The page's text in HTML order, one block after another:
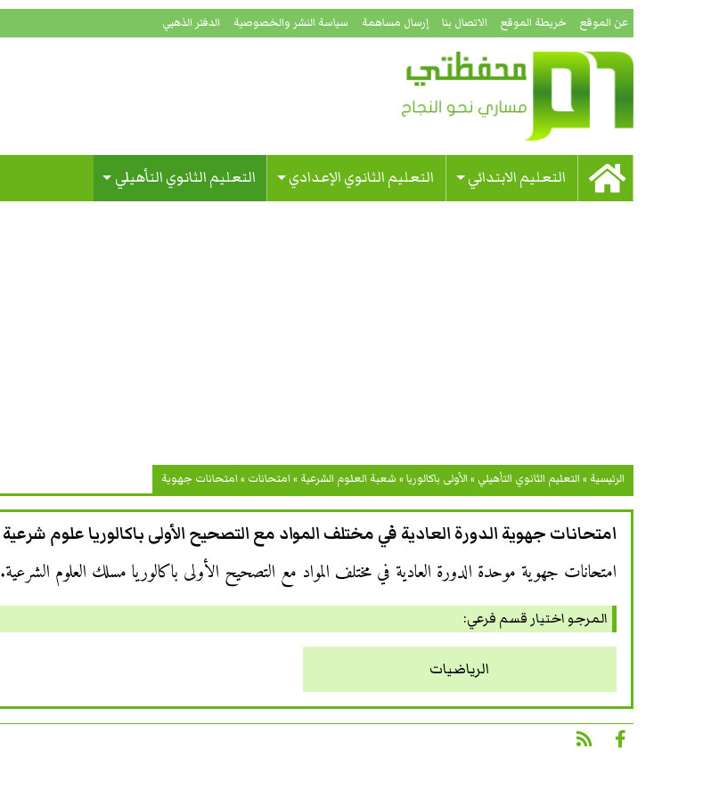
عن الموقع خريطة الموقع الاتصال بنا إرسال مساهمة سياسة النشر والخصوصية الدفتر الذهبي
التعليم الابتدائي التعليم الثانوي الإعدادي التعليم الثانوي التأهيلي
الرئيسية »التعليم الثانوي التأهيلي »الأولى باكالوريا» شعبة العلوم الشرعية »امتحانات »امتحانات جهوية
امتحانات جهوية الدورة العادية في مختلف المواد مع التصحيح الأولى باكالوريا علوم شرعية
امتحانات جهوية موحدة الدورة العادية في مختلف المواد مع التصحيح الأولى باكالوريا مسلك العلوم الشرعية.
المرجو اختيار قسم فرعي:
الرياضيات